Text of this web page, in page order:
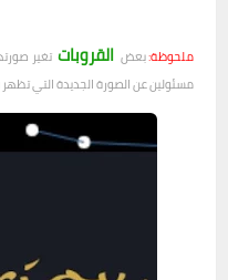
ملحوظة:بعض القروبات تغير
مسئولين عن الصورة الجديدة التي